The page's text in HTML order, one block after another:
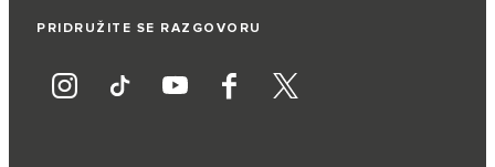
PRIDRUŽITE SE RAZGOVORU